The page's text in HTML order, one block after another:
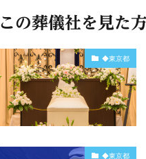
この葬儀社を見た
◆東京都
◆東京都